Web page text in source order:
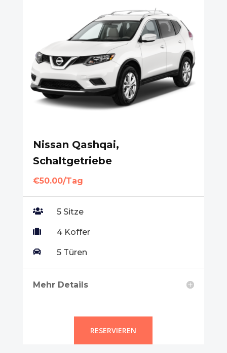
Nissan Qashqai,
Schaltgetriebe
€50.00/Tag
 5 Sitze
 4 Koffer
 5 Türen
Mehr Details
RESERVIEREN